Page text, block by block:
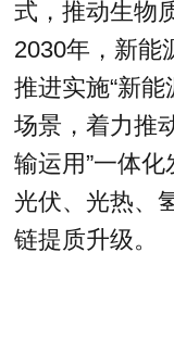
式，推动生物
2030年，新能
推进实施“新能
场景，着力推
输运用”一体化
光伏、光热、
链提质升级。